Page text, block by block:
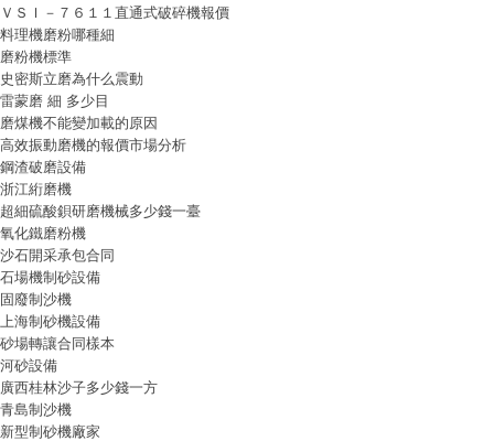
ＶＳＩ－７６１１直通式破碎機報價
料理機磨粉哪種細
磨粉機標準
史密斯立磨為什么震動
雷蒙磨 細 多少目
磨煤機不能變加載的原因
高效振動磨機的報價市場分析
鋼渣破磨設備
浙江絎磨機
超細硫酸鋇研磨機械多少錢一臺
氧化鐵磨粉機
沙石開采承包合同
石場機制砂設備
固廢制沙機
上海制砂機設備
砂場轉讓合同樣本
河砂設備
廣西桂林沙子多少錢一方
青島制沙機
新型制砂機廠家